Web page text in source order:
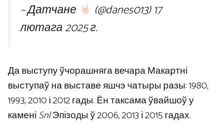
– Датчане
(@danes013)17
лютага 2025 г.
Да выступу ўчорашняга вечара Макартні
выступаў на выставе яшчэ чатыры разы: 1980,
1993, 2010 і 2012 гады. Ён таксама ўвайшоў у
каменіSnlЭпізоды ў 2006, 2013 і 2015 гадах.